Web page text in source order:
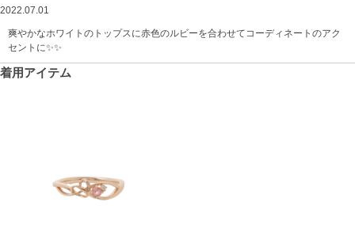
2022.07.01
爽やかなホワイトのトップスに赤色のルビーを合わせてコーディネートのアク
セントに✨✨
着用アイテム